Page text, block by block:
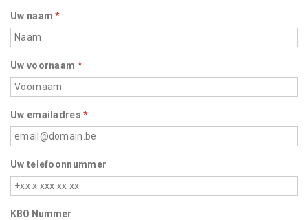
Uw naam*
Uw voornaam *
Uw emailadres*
Uw telefoonnummer
KBO Nummer